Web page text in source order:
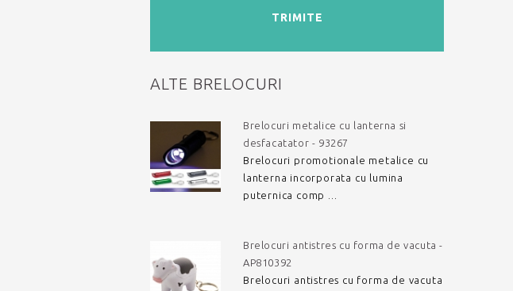
TRIMITE
ALTE BRELOCURI
Brelocuri metalice cu lanterna si
desfacatator - 93267
Brelocuri promotionale metalice cu
lanterna incorporata cu lumina
puternica comp ...
Brelocuri antistres cu forma de vacuta -
AP810392
Brelocuri antistres cu forma de vacuta